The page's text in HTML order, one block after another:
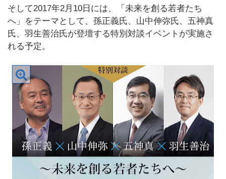
そして2017年2月10日には、「未来を創る若者たち
へ」をテーマとして、孫正義氏、山中伸弥氏、五神真
氏、羽生善治氏が登壇する特別対談イベントが実施さ
れる予定。